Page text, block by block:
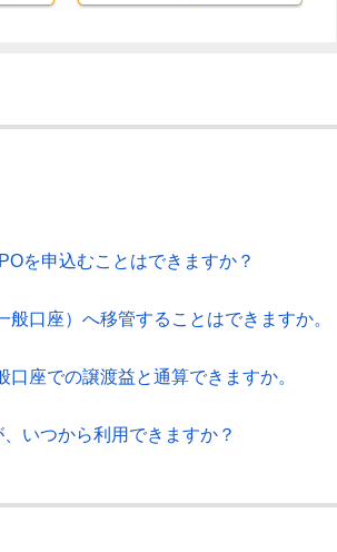
を申込むことはできますか？
口座）へ移管することはできますか。
座での譲渡益と通算できますか。
いつから利用できますか？